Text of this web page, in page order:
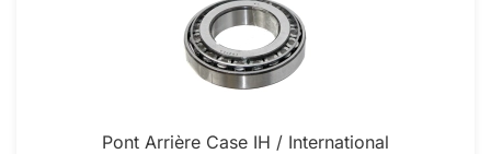
Pont Arrière Case IH / International